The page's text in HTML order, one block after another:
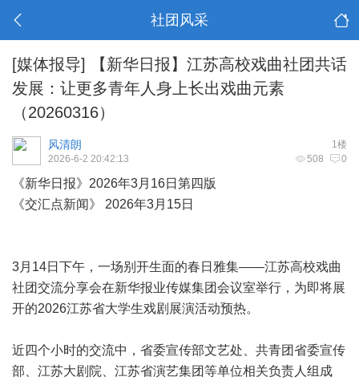
社团风采
[媒体报导]
【新华日报】江苏高校戏曲社团共话
发展：让更多青年人身上长出戏曲元素
（20260316）
1楼
风清朗
508 0
2026-6-2 20:42:13
《新华日报》2026年3月16日第四版
《交汇点新闻》 2026年3月15日
3月14日下午，一场别开生面的春日雅集——江苏高校戏曲
社团交流分享会在新华报业传媒集团会议室举行，为即将展
开的2026江苏省大学生戏剧展演活动预热。
近四个小时的交流中，省委宣传部文艺处、共青团省委宣传
部、江苏大剧院、江苏省演艺集团等单位相关负责人组成